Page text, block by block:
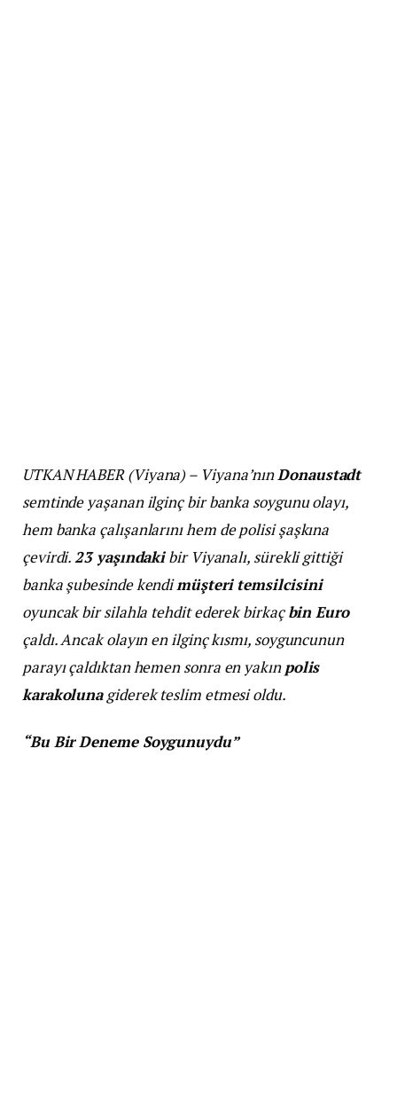
UTKAN HABER (Viyana) – Viyana’nınDonaustadt
semtinde yaşanan ilginç bir banka soygunu olayı,
hem banka çalışanlarını hem de polisi şaşkına
çevirdi.23 yaşındakibir Viyanalı, sürekli gittiği
banka şubesinde kendimüşteri temsilcisini
oyuncak bir silahla tehdit ederek birkaçbin Euro
çaldı. Ancak olayın en ilginç kısmı, soyguncunun
parayı çaldıktan hemen sonra en yakınpolis
karakolunagiderek teslim etmesi oldu.
“Bu Bir Deneme Soygunuydu”